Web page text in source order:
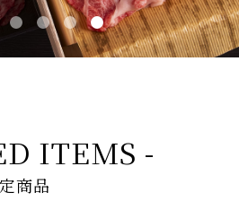
ITEMS -
商品